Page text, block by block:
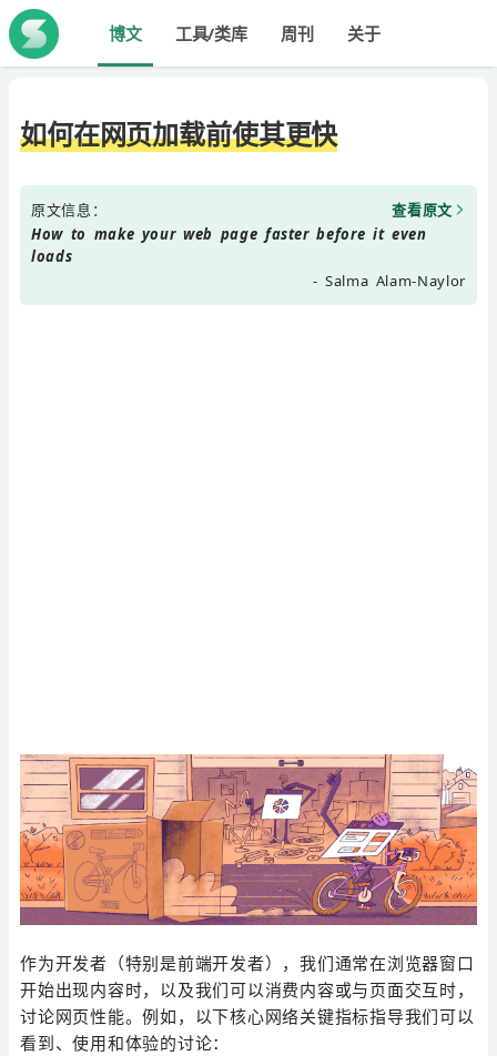
博文 工具/类库 周刊 关于
如何在网页加载前使其更快
原文信息：
查看原文
How to make your web page faster before it even
loads
- Salma Alam-Naylor
作为开发者（特别是前端开发者），我们通常在浏览器窗口
开始出现内容时，以及我们可以消费内容或与页面交互时，
讨论网页性能。例如，以下核心网络关键指标指导我们可以
看到、使用和体验的讨论：